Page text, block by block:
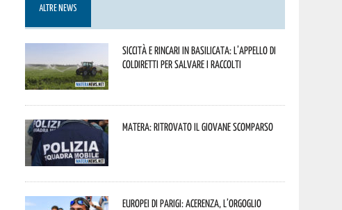
ALTRE NEWS
Siccità e rincari in Basilicata: l’appello di
Coldiretti per salvare i raccolti
Matera: ritrovato il giovane scomparso
Europei di Parigi: Acerenza, l’orgoglio